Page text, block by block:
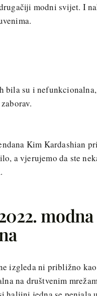
modni svijet. I
bila su i
Kim Kardashian
a vjerujemo da ste
izgleda ni približno
na društvenim